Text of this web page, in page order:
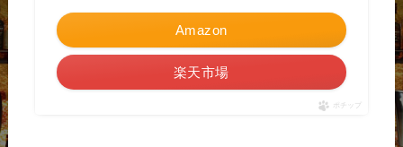
Amazon
楽天市場
ポチップ